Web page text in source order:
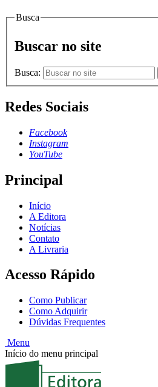
Busca
Buscar no site
Busca:
Redes Sociais
Facebook
Instagram
YouTube
Principal
Início
A Editora
Notícias
Contato
A Livraria
Acesso Rápido
Como Publicar
Como Adquirir
Dúvidas Frequentes
Menu
Início do menu principal